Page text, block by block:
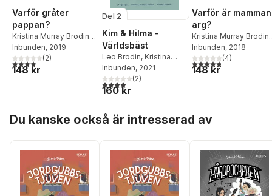
Varför gråter
pappan?
Kristina Murray Brodin,
Bettina Johansson
Inbunden, 2019
4,0utav 5 stjärnor. Totalt antal röster:
(2)
148 kr
Del 2
Kim & Hilma -
Världsbäst
Leo Brodin, Kristina
Murray Brodin
Inbunden, 2021
4,0utav 5 stjärnor. Totalt antal röster:
(2)
160 kr
Varför är mamman
arg?
Kristina Murray Brodin,
Bettina Johansson
Inbunden, 2018
4,8utav 5 stjärnor.
(4)
148 kr
Du kanske också är intresserad av